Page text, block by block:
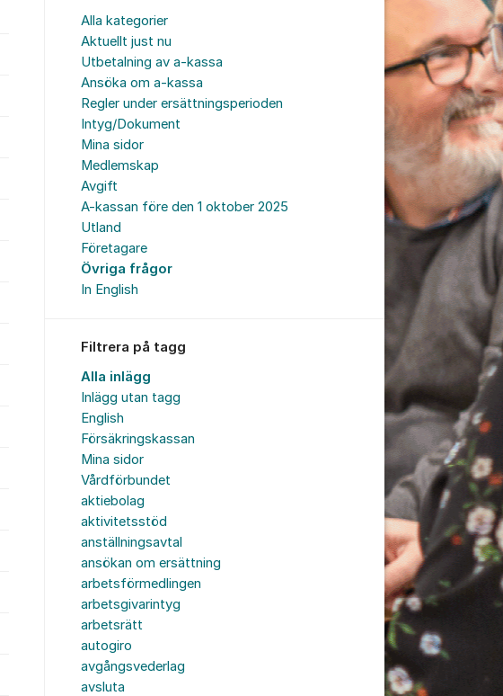
Alla kategorier
Aktuellt just nu
Utbetalning av a-kassa
Ansöka om a-kassa
Regler under ersättningsperioden
Intyg/Dokument
Mina sidor
Medlemskap
Avgift
A-kassan före den 1 oktober 2025
Utland
Företagare
Övriga frågor
In English
Filtrera på tagg
Alla inlägg
Inlägg utan tagg
English
Försäkringskassan
Mina sidor
Vårdförbundet
aktiebolag
aktivitetsstöd
anställningsavtal
ansökan om ersättning
arbetsförmedlingen
arbetsgivarintyg
arbetsrätt
autogiro
avgångsvederlag
avsluta